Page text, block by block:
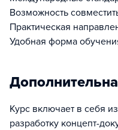
Возможность
Практическая
Удобная форма
Курс включает в себя
разработку концепт-